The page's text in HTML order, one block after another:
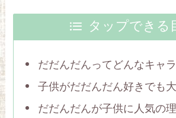
タップできる
だだんだんってどんなキャ
子供がだだんだん好きでも
だだんだんが子供に人気の